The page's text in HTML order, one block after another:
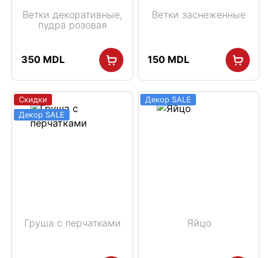
Ветки декоративные,
пудра розовая
350 MDL
Ветки заснеженные
150 MDL
Скидки
Декор SALE
Груша с перчатками
Декор SALE
Яйцо